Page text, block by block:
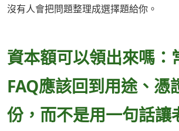
沒有人會把問題整理成選擇題給你。
資本額可以領出來嗎：
FAQ應該回到用途、憑
份，而不是用一句話讓